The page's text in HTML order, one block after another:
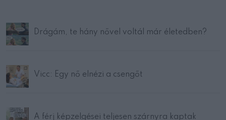
Drágám, te hány nővel voltál már életedben?
Vicc: Egy nő elnézi a csengőt
A férj képzelgései teljesen szárnyra kaptak